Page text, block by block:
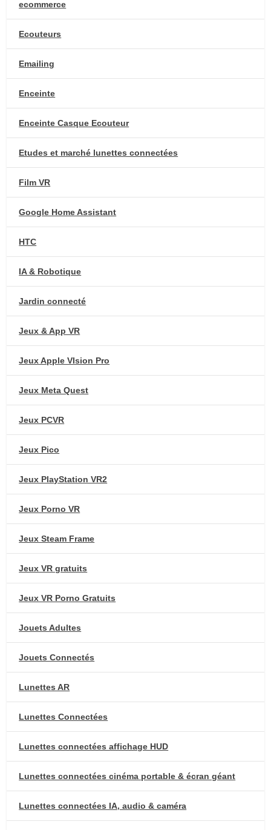
ecommerce
Ecouteurs
Emailing
Enceinte
Enceinte Casque Ecouteur
Etudes et marché lunettes connectées
Film VR
Google Home Assistant
HTC
IA & Robotique
Jardin connecté
Jeux & App VR
Jeux Apple VIsion Pro
Jeux Meta Quest
Jeux PCVR
Jeux Pico
Jeux PlayStation VR2
Jeux Porno VR
Jeux Steam Frame
Jeux VR gratuits
Jeux VR Porno Gratuits
Jouets Adultes
Jouets Connectés
Lunettes AR
Lunettes Connectées
Lunettes connectées affichage HUD
Lunettes connectées cinéma portable & écran géant
Lunettes connectées IA, audio & caméra